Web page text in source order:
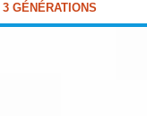
GÉNÉRATIONS